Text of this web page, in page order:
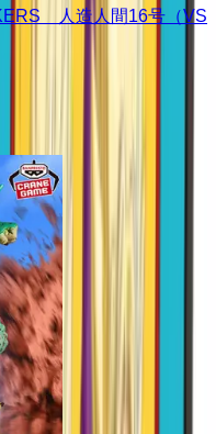
人造人間16号（VS